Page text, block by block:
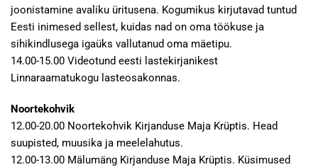
joonistamine avaliku üritusena. Kogumikus kirjutavad tuntud
Eesti inimesed sellest, kuidas nad on oma töökuse ja
sihikindlusega igaüks vallutanud oma mäetipu.
14.00-15.00 Videotund eesti lastekirjanikest
Linnaraamatukogu lasteosakonnas.
Noortekohvik
12.00-20.00 Noortekohvik Kirjanduse Maja Krüptis. Head
suupisted, muusika ja meelelahutus.
12.00-13.00 Mälumäng Kirjanduse Maja Krüptis. Küsimused